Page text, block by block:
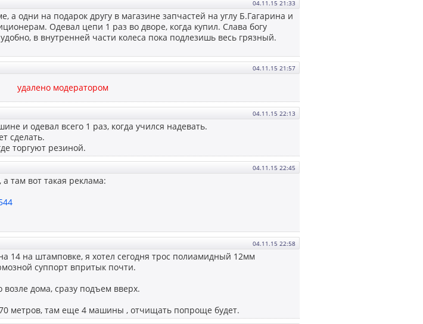
04.11.15 21:33
а одни на подарок другу в магазине запчастей на углу Б.Гагарина и
Одевал цепи 1 раз во дворе, когда купил. Слава богу
в внутренней части колеса пока подлезишь весь грязный.
04.11.15 21:57
удалено модератором
04.11.15 22:13
и одевал всего 1 раз, когда учился надевать.
сделать.
торгуют резиной.
04.11.15 22:45
там вот такая реклама:
04.11.15 22:58
14 на штамповке, я хотел сегодня трос полиамидный 12мм
суппорт впритык почти.
возле дома, сразу подъем вверх.
метров, там еще 4 машины , отчищать попроще будет.